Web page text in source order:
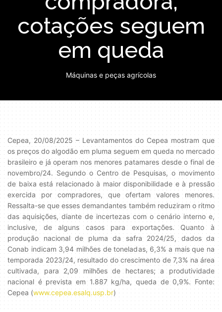
cotações seguem
em queda
Máquinas e peças agrícolas
Cepea, 20/08/2025 – Levantamentos do Cepea mostram que
os preços do algodão em pluma seguem em queda no mercado
brasileiro e já operam nos menores patamares desde o final de
novembro/24. Segundo o Centro de Pesquisas, o movimento
de baixa está relacionado à maior disponibilidade e à pressão
exercida por compradores, que ofertam valores menores.
Ressalta-se que esses demandantes também reduziram o ritmo
das aquisições, diante de incertezas com o cenário interno e,
inclusive, de alguns casos para exportações. Quanto à
produção nacional de pluma da safra 2024/25, dados da
Conab indicam 3,94 milhões de toneladas, 6,3% a mais que na
temporada 2023/24, resultado do crescimento de 7,3% na área
cultivada, para 2,09 milhões de hectares; a produtividade
nacional é prevista em 1.887 kg/ha, queda de 0,9%. Fonte:
Cepea (www.cepea.esalq.usp.br)